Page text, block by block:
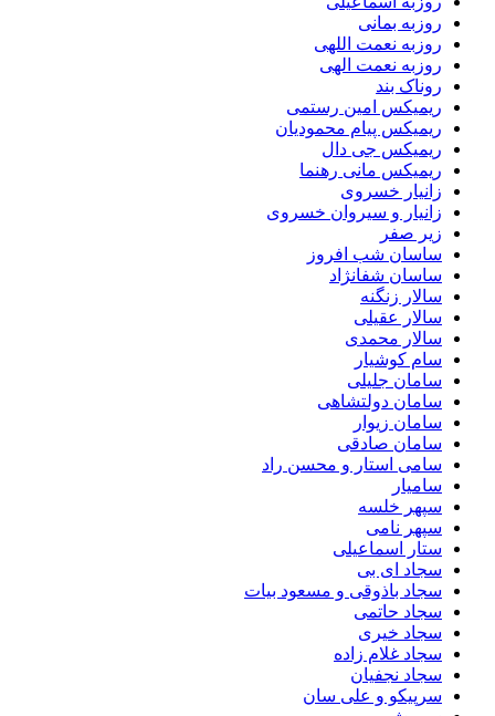
روزبه بمانی
روزبه نعمت اللهی
روزبه نعمت الهی
روناک بند
ریمیکس امین رستمی
ریمیکس پیام محمودیان
ریمیکس جی دال
ریمیکس مانی رهنما
زانیار خسروی
زانیار و سیروان خسروی
زیر صفر
ساسان شب افروز
ساسان شفانژاد
سالار زنگنه
سالار عقیلی
سالار محمدی
سام کوشیار
سامان جلیلی
سامان دولتشاهی
سامان زیوار
سامان صادقی
سامی استار و محسن راد
سامیار
سپهر خلسه
سپهر نامی
ستار اسماعیلی
سجاد ای بی
سجاد باذوقی و مسعود بیات
سجاد حاتمی
سجاد خیری
سجاد غلام زاده
سجاد نجفیان
سرپیکو و علی سان